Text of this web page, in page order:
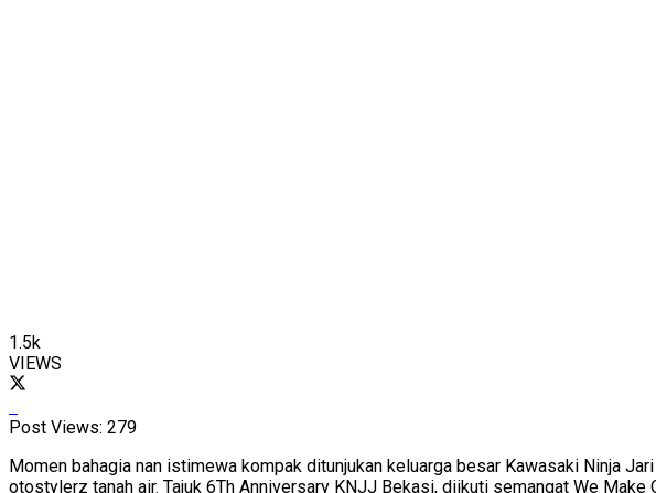
1.5k
VIEWS
Post Views: 279
Momen bahagia nan istimewa kompak ditunjukan keluarga besar Kawasaki Ninja
otostylerz tanah air. Tajuk 6Th Anniversary KNJJ Bekasi, diikuti semangat We